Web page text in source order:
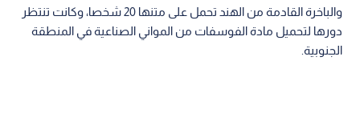
والباخرة القادمة من الهند تحمل على متنها 20 شخصا، وكانت تنتظر
دورها لتحميل مادة الفوسفات من المواني الصناعية في المنطقة
الجنوبية.